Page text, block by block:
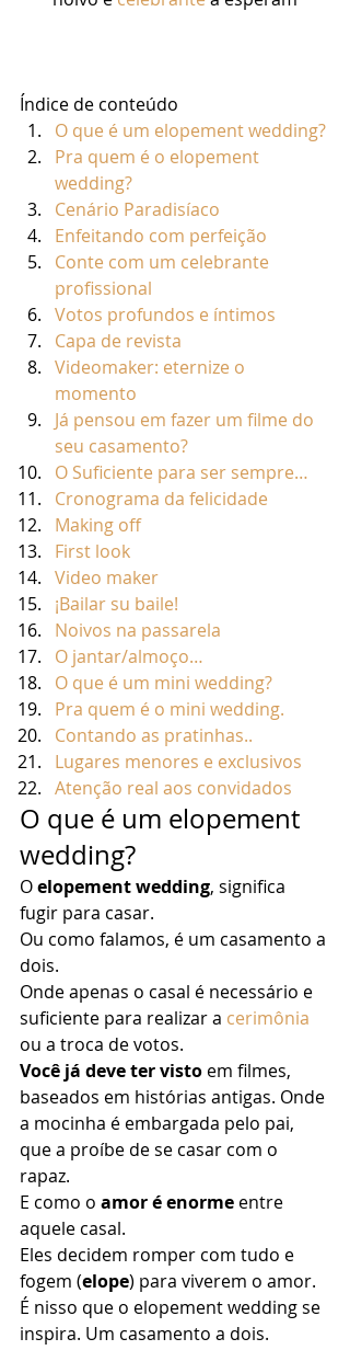
Índice de conteúdo
O que é um elopement wedding?
Pra quem é o elopement
wedding?
Cenário Paradisíaco
Enfeitando com perfeição
Conte com um celebrante
profissional
Votos profundos e íntimos
Capa de revista
Videomaker: eternize o
momento
Já pensou em fazer um filme do
seu casamento?
O Suficiente para ser sempre…
Cronograma da felicidade
Making off
First look
Video maker
¡Bailar su baile!
Noivos na passarela
O jantar/almoço…
O que é um mini wedding?
Pra quem é o mini wedding.
Contando as pratinhas..
Lugares menores e exclusivos
Atenção real aos convidados
O que é um elopement
wedding?
O elopement wedding, significa
fugir para casar.
Ou como falamos, é um casamento a
dois.
Onde apenas o casal é necessário e
suficiente para realizar a cerimônia
ou a troca de votos.
Você já deve ter visto em filmes,
baseados em histórias antigas. Onde
a mocinha é embargada pelo pai,
que a proíbe de se casar com o
rapaz.
E como o amor é enorme entre
aquele casal.
Eles decidem romper com tudo e
fogem (elope) para viverem o amor.
É nisso que o elopement wedding se
inspira. Um casamento a dois.